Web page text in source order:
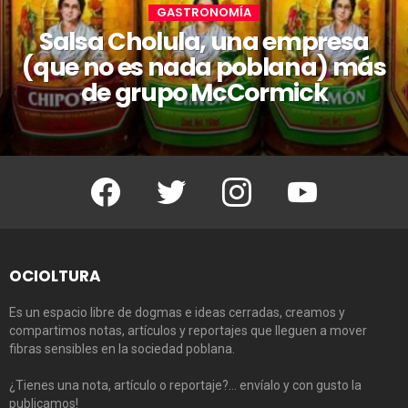
GASTRONOMÍA
Salsa Cholula, una empresa
(que no es nada poblana) más
de grupo McCormick
Facebook Twitter Instagram Youtube
OCIOLTURA
Es un espacio libre de dogmas e ideas cerradas, creamos y
compartimos notas, artículos y reportajes que lleguen a mover
fibras sensibles en la sociedad poblana.
¿Tienes una nota, artículo o reportaje?… envíalo y con gusto la
publicamos!